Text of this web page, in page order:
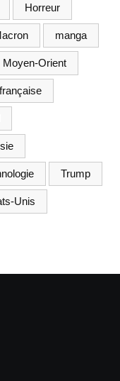
Horreur
manga
Moyen-Orient
Trump
Unis